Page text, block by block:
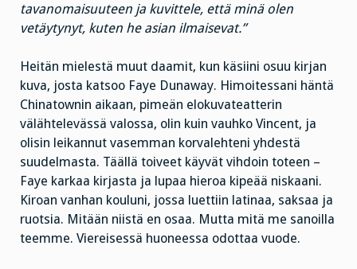
tavanomaisuuteen ja kuvittele, että minä olen
vetäytynyt, kuten he asian ilmaisevat.”
Heitän mielestä muut daamit, kun käsiini osuu kirjan
kuva, josta katsoo Faye Dunaway. Himoitessani häntä
Chinatownin aikaan, pimeän elokuvateatterin
välähtelevässä valossa, olin kuin vauhko Vincent, ja
olisin leikannut vasemman korvalehteni yhdestä
suudelmasta. Täällä toiveet käyvät vihdoin toteen –
Faye karkaa kirjasta ja lupaa hieroa kipeää niskaani.
Kiroan vanhan kouluni, jossa luettiin latinaa, saksaa ja
ruotsia. Mitään niistä en osaa. Mutta mitä me sanoilla
teemme. Viereisessä huoneessa odottaa vuode.